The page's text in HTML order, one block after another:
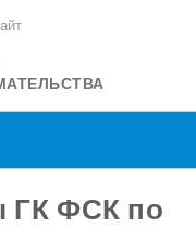
ГК ФСК по